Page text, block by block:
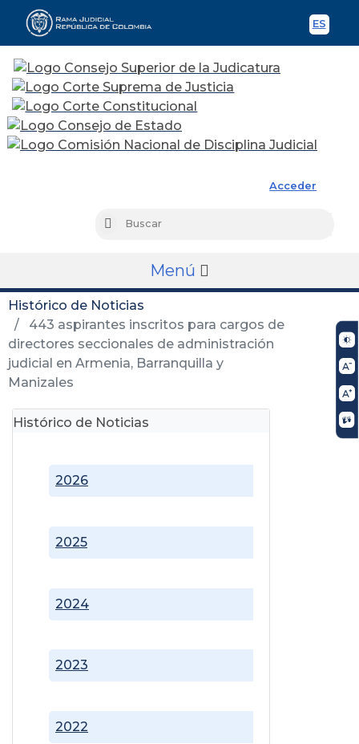
ES
Acceder
Buscar
Menú
Histórico de Noticias
443 aspirantes inscritos para cargos de
directores seccionales de administración
judicial en Armenia, Barranquilla y
Manizales
Histórico de Noticias
2022
2023
2024
2025
2026